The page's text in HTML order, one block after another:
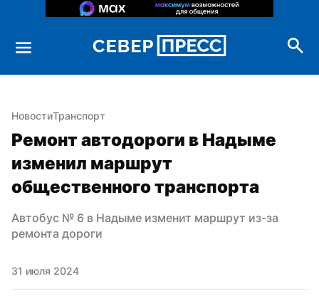
НовостиТранспорт
Ремонт автодороги в Надыме
изменил маршрут
общественного транспорта
Автобус № 6 в Надыме изменит маршрут из-за
ремонта дороги
31 июля 2024